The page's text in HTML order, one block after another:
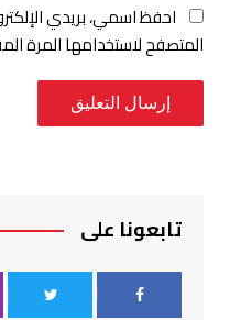
احفظ اسمي، بريدي
المتصفح لاستخدامها المرة
تابعونا على